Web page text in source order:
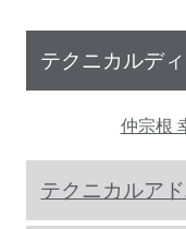
テクニカルデ
仲宗根
テクニカルア